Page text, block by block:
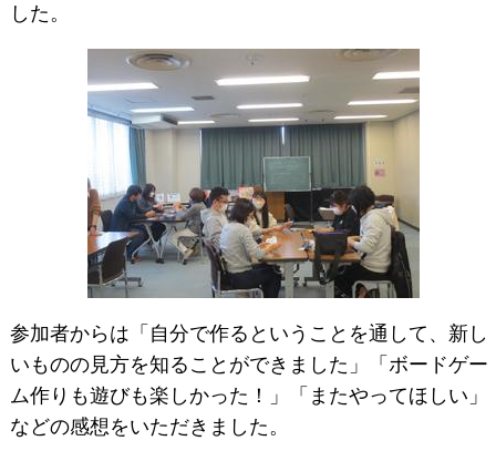
した。
参加者からは「自分で作るということを通して、新し
いものの見方を知ることができました」「ボードゲー
ム作りも遊びも楽しかった！」「またやってほしい」
などの感想をいただきました。